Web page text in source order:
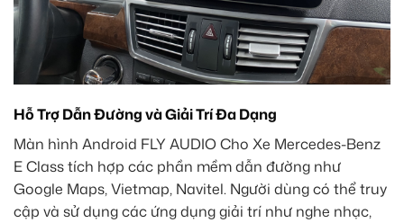
Hỗ Trợ Dẫn Đường và Giải Trí Đa Dạng
Màn hình Android FLY AUDIO Cho Xe Mercedes-Benz
E Class tích hợp các phần mềm dẫn đường như
Google Maps, Vietmap, Navitel. Người dùng có thể truy
cập và sử dụng các ứng dụng giải trí như nghe nhạc,